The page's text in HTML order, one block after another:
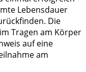
Lebensdauer
Die
Tragen am Körper
auf eine
am